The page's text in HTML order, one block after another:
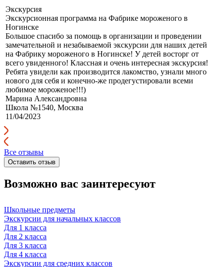
Экскурсия
Экскурсионная программа на Фабрике мороженого в
Ногинске
Большое спасибо за помощь в организации и проведении
замечательной и незабываемой экскурсии для наших детей
на Фабрику мороженого в Ногинске! У детей восторг от
всего увиденного! Классная и очень интересная экскурсия!
Ребята увидели как производится лакомство, узнали много
нового для себя и конечно-же продегустировали всеми
любимое мороженое!!!)
Марина Александровна
Школа №1540, Москва
11/04/2023
Все отзывы
Оставить отзыв
Возможно вас заинтересуют
Школьные предметы
Экскурсии для начальных классов
Для 1 класса
Для 2 класса
Для 3 класса
Для 4 класса
Экскурсии для средних классов